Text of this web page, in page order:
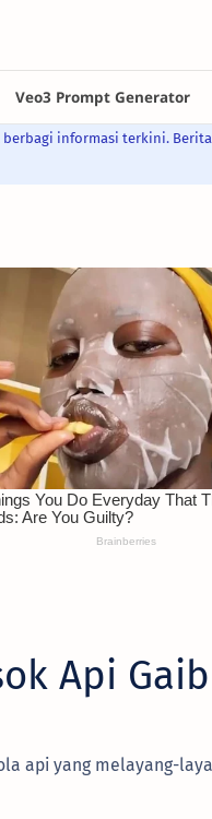
berbagi informasi terkini.
Api
api yang melayang-